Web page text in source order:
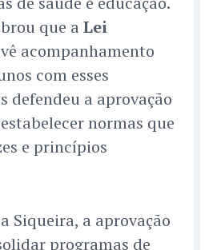
que a Lei
acompanhamento
com esses
defendeu a aprovação
normas que
e princípios
Siqueira, a aprovação
programas de